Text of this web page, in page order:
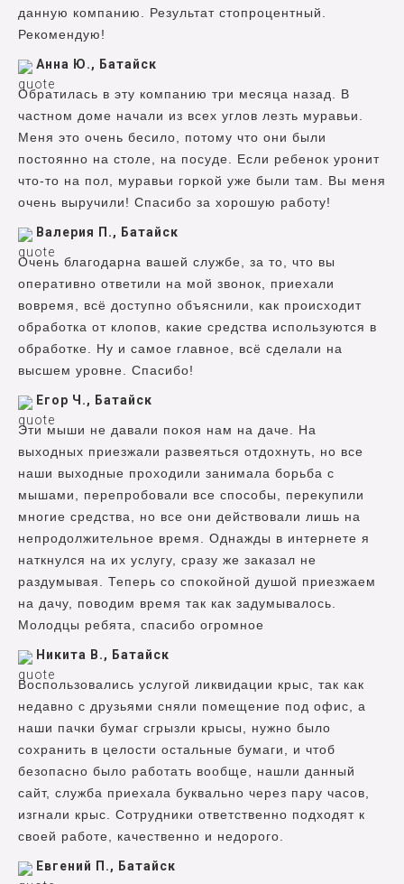
данную компанию. Результат стопроцентный.
Рекомендую!
Анна Ю., Батайск
Обратилась в эту компанию три месяца назад. В
частном доме начали из всех углов лезть муравьи.
Меня это очень бесило, потому что они были
постоянно на столе, на посуде. Если ребенок уронит
что-то на пол, муравьи горкой уже были там. Вы меня
очень выручили! Спасибо за хорошую работу!
Валерия П., Батайск
Очень благодарна вашей службе, за то, что вы
оперативно ответили на мой звонок, приехали
вовремя, всё доступно объяснили, как происходит
обработка от клопов, какие средства используются в
обработке. Ну и самое главное, всё сделали на
высшем уровне. Спасибо!
Егор Ч., Батайск
Эти мыши не давали покоя нам на даче. На
выходных приезжали развеяться отдохнуть, но все
наши выходные проходили занимала борьба с
мышами, перепробовали все способы, перекупили
многие средства, но все они действовали лишь на
непродолжительное время. Однажды в интернете я
наткнулся на их услугу, сразу же заказал не
раздумывая. Теперь со спокойной душой приезжаем
на дачу, поводим время так как задумывалось.
Молодцы ребята, спасибо огромное
Никита В., Батайск
Воспользовались услугой ликвидации крыс, так как
недавно с друзьями сняли помещение под офис, а
наши пачки бумаг сгрызли крысы, нужно было
сохранить в целости остальные бумаги, и чтоб
безопасно было работать вообще, нашли данный
сайт, служба приехала буквально через пару часов,
изгнали крыс. Сотрудники ответственно подходят к
своей работе, качественно и недорого.
Евгений П., Батайск